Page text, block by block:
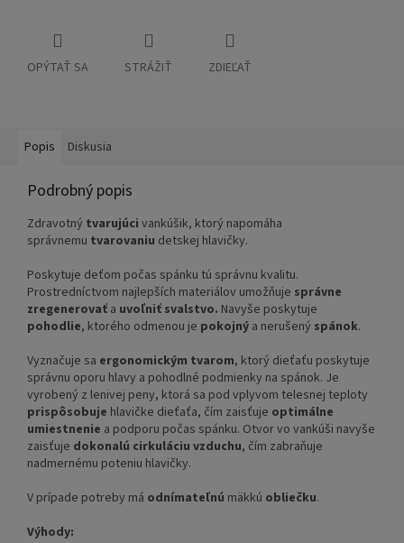
OPÝTAŤ SA STRÁŽIŤ ZDIEĽAŤ
Popis Diskusia
Podrobný popis
Zdravotný tvarujúci vankúšik, ktorý napomáha
správnemu tvarovaniu detskej hlavičky.
Poskytuje deťom počas spánku tú správnu kvalitu.
Prostredníctvom najlepších materiálov umožňuje správne
zregenerovať a uvoľniť svalstvo. Navyše poskytuje
pohodlie, ktorého odmenou je pokojný a nerušený spánok.
Vyznačuje sa ergonomickým tvarom, ktorý dieťaťu poskytuje
správnu oporu hlavy a pohodlné podmienky na spánok. Je
vyrobený z lenivej peny, ktorá sa pod vplyvom telesnej teploty
prispôsobuje hlavičke dieťaťa, čím zaisťuje optimálne
umiestnenie a podporu počas spánku. Otvor vo vankúši navyše
zaisťuje dokonalú cirkuláciu vzduchu, čím zabraňuje
nadmernému poteniu hlavičky.
V prípade potreby má odnímateľnú mäkkú obliečku.
Výhody: